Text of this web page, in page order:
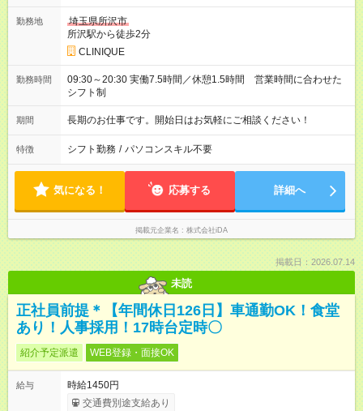
勤務地
埼玉県所沢市
所沢駅から徒歩2分
CLINIQUE
勤務時間
09:30～20:30 実働7.5時間／休憩1.5時間 営業時間に合わせた
シフト制
期間 長期のお仕事です。開始日はお気軽にご相談ください！
特徴 シフト勤務 / パソコンスキル不要
気になる！ 応募する 詳細へ
掲載元企業名 株式会社iDA
掲載日：2026.07.14
未読
正社員前提＊【年間休日126日】車通勤OK！食堂
あり！人事採用！17時台定時〇
紹介予定派遣 WEB登録・面接OK
給与
時給1450円
交通費別途支給あり